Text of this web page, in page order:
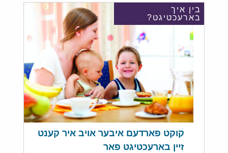
בין איך
בארעכטיגט?
קוקט פארדעם איבער אויב איר קענט
זיין בארעכטיגט פאר